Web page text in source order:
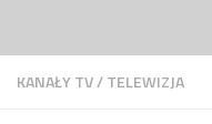
KANAŁY TV/TELEWIZJA